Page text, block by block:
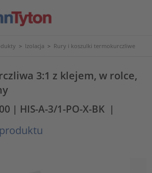
> Izolacja > Rury i koszulki termokurczliwe
3:1 z klejem, w rolce,
| HIS-A-3/1-PO-X-BK |